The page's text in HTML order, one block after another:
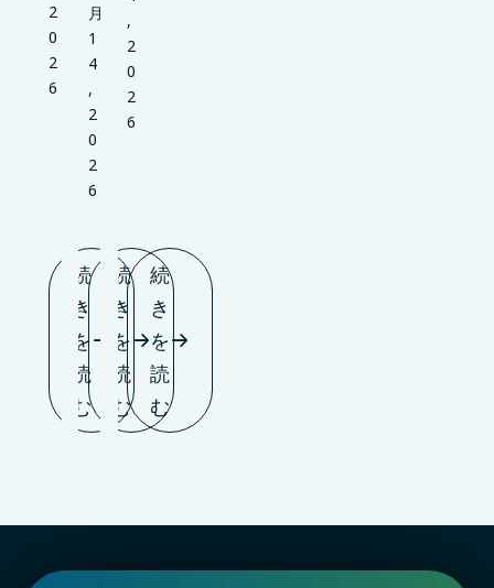
2
0
2
6
続
き
を
読
む
月
1
4
,
2
0
2
6
続
き
を
読
む
,
2
0
2
6
続
き
を
読
む